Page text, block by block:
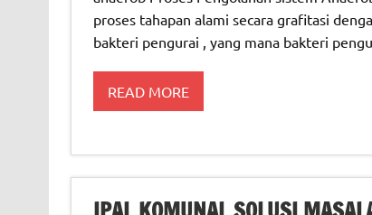
proses tahapan alami secara grafitasi
bakteri pengurai , yang mana bakteri
READ MORE